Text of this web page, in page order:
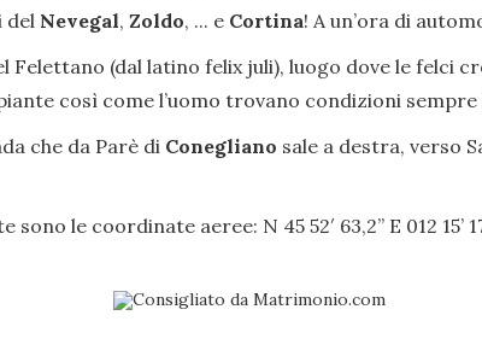
del Nevegal, Zoldo, ... e Cortina! A un’ora di
Felettano (dal latino felix juli), luogo dove le felci
così come l’uomo trovano condizioni
che da Parè di Conegliano sale a destra, verso
le coordinate aeree: N 45 52′ 63,2” E 012 15’